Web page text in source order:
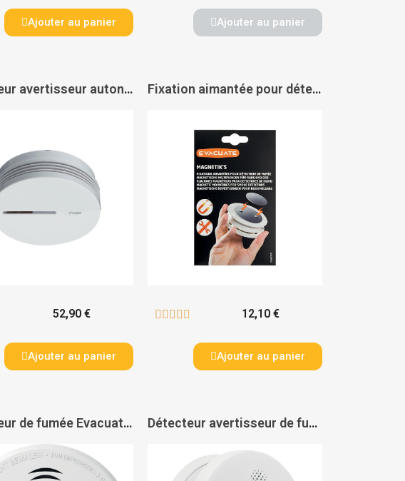
Ajouter au panier Ajouter au panier
Détecteur avertisseur autonome de fumée stand alone 10 ans - HAGER
52,90 €
Ajouter au panier
Fixation aimantée pour détecteur de fumée - EVACUATE
     12,10 €
Ajouter au panier
Détecteur de fumée Evacuate autonomie 5 ans - EVACUATE Détecteur avertisseur de fumée Delta Reflex autonomie 5 ans - SIEMENS